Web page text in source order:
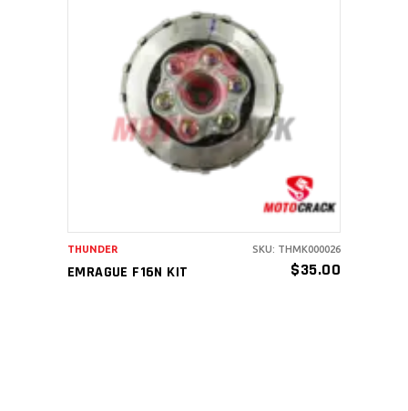
AÑADIR AL CARRITO
EMRAGUE F16N KIT $35.00
THUNDER SKU: THMK000026